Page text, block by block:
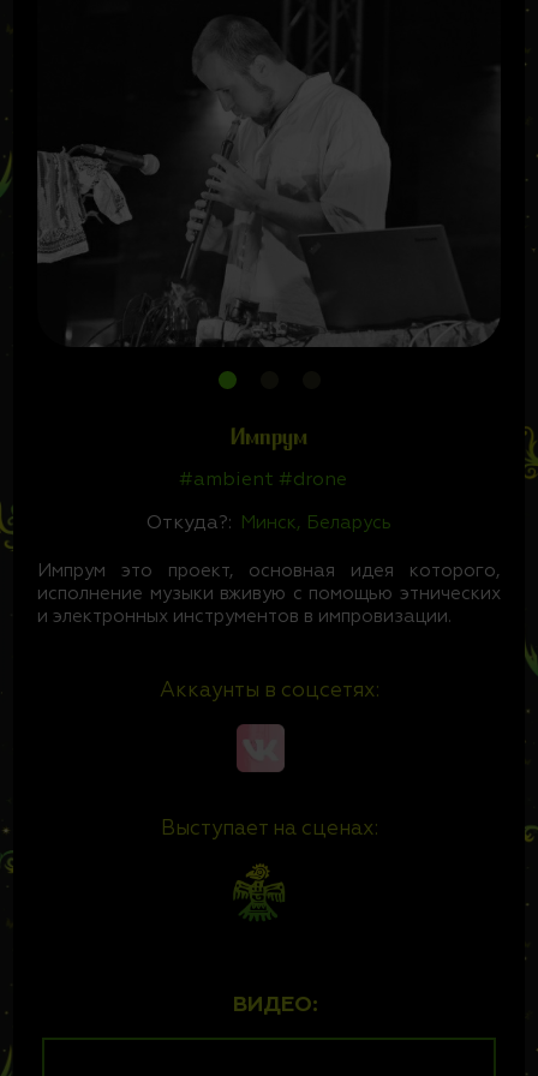
Импрум
#ambient #drone
Откуда?: Минск, Беларусь
Импрум это проект, основная идея которого,
исполнение музыки вживую с помощью этнических
и электронных инструментов в импровизации.
Аккаунты в соцсетях:
Выступает на сценах:
ВИДЕО: